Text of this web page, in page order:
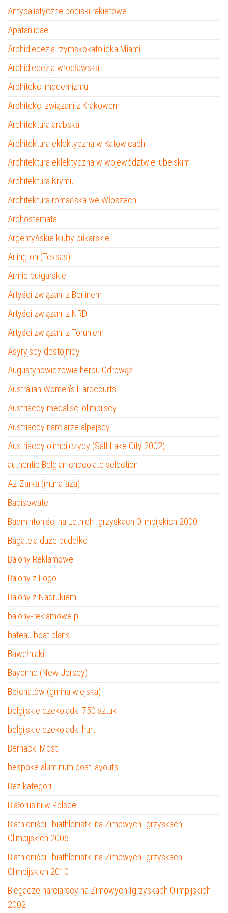
Antybalistyczne pociski rakietowe
Apataniidae
Archidiecezja rzymskokatolicka Miami
Archidiecezja wrocławska
Architekci modernizmu
Architekci związani z Krakowem
Architektura arabska
Architektura eklektyczna w Katowicach
Architektura eklektyczna w województwie lubelskim
Architektura Krymu
Architektura romańska we Włoszech
Archostemata
Argentyńskie kluby piłkarskie
Arlington (Teksas)
Armie bułgarskie
Artyści związani z Berlinem
Artyści związani z NRD
Artyści związani z Toruniem
Asyryjscy dostojnicy
Augustynowiczowie herbu Odrowąż
Australian Women’s Hardcourts
Austriaccy medaliści olimpijscy
Austriaccy narciarze alpejscy
Austriaccy olimpijczycy (Salt Lake City 2002)
authentic Belgian chocolate selection
Az-Zarka (muhafaza)
Badisowate
Badmintoniści na Letnich Igrzyskach Olimpijskich 2000
Bagatela duże pudełko
Balony Reklamowe
Balony z Logo
Balony z Nadrukiem
balony-reklamowe.pl
bateau boat plans
Bawełniaki
Bayonne (New Jersey)
Bełchatów (gmina wiejska)
belgijskie czekoladki 750 sztuk
belgijskie czekoladki hurt
Bernacki Most
bespoke aluminum boat layouts
Bez kategorii
Białorusini w Polsce
Biathloniści i biathlonistki na Zimowych Igrzyskach
Olimpijskich 2006
Biathloniści i biathlonistki na Zimowych Igrzyskach
Olimpijskich 2010
Biegacze narciarscy na Zimowych Igrzyskach Olimpijskich
2002